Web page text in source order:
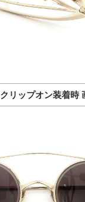
リップオン装着時